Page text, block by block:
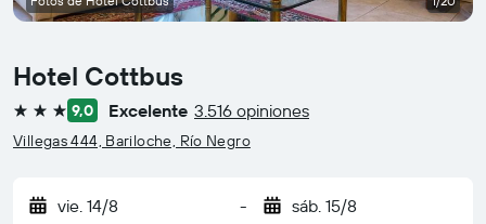
Hotel Cottbus
3 estrellas
9,0 Excelente 3.516 opiniones
Villegas 444, Bariloche, Río Negro
vie. 14/8 - sáb. 15/8